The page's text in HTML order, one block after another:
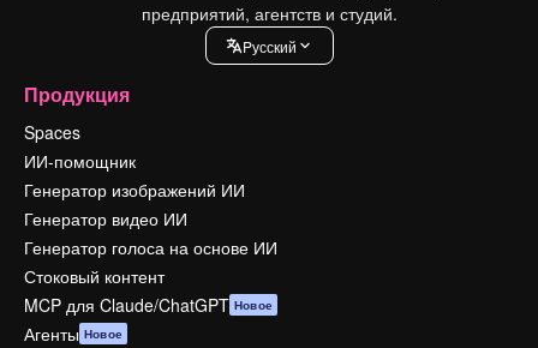
предприятий, агентств и студий.
Pусский
Продукция
Spaces
ИИ-помощник
Генератор изображений ИИ
Генератор видео ИИ
Генератор голоса на основе ИИ
Стоковый контент
MCP для Claude/ChatGPT Новое
Агенты Новое